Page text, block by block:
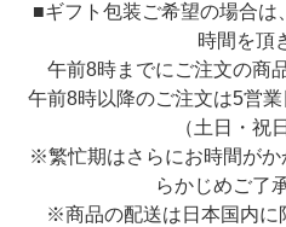
■ギフト包装ご希望の場合は
時間を頂
午前8時までにご注文の商
午前8時以降のご注文は5営業
（土日・祝
※繁忙期はさらにお時間が
らかじめご了
※商品の配送は日本国内に